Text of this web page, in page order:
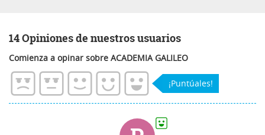
14 Opiniones de nuestros usuarios
Comienza a opinar sobre ACADEMIA GALILEO
¡Puntúales!